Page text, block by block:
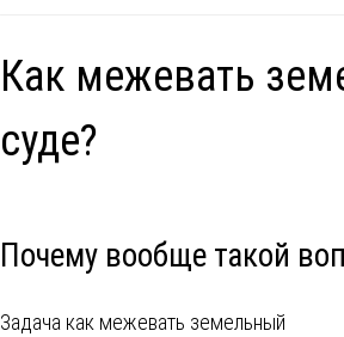
Как межевать
суде?
Почему вообще такой
Задача как межевать земельный